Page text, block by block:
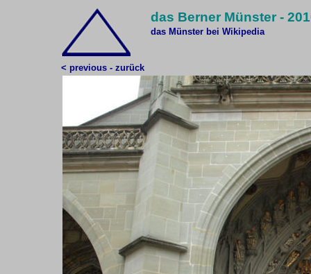
das Berner Münster -
das Münster bei Wikipedia
< previous - zurück